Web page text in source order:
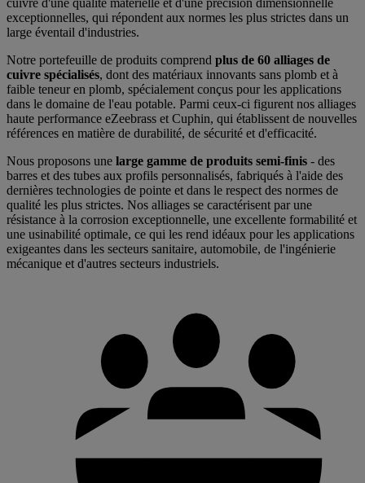
cuivre d'une qualité matérielle et d'une précision dimensionnelle
exceptionnelles, qui répondent aux normes les plus strictes dans un
large éventail d'industries.
Notre portefeuille de produits comprend plus de 60 alliages de
cuivre spécialisés, dont des matériaux innovants sans plomb et à
faible teneur en plomb, spécialement conçus pour les applications
dans le domaine de l'eau potable. Parmi ceux-ci figurent nos alliages
haute performance eZeebrass et Cuphin, qui établissent de nouvelles
références en matière de durabilité, de sécurité et d'efficacité.
Nous proposons une large gamme de produits semi-finis - des
barres et des tubes aux profils personnalisés, fabriqués à l'aide des
dernières technologies de pointe et dans le respect des normes de
qualité les plus strictes. Nos alliages se caractérisent par une
résistance à la corrosion exceptionnelle, une excellente formabilité et
une usinabilité optimale, ce qui les rend idéaux pour les applications
exigeantes dans les secteurs sanitaire, automobile, de l'ingénierie
mécanique et d'autres secteurs industriels.